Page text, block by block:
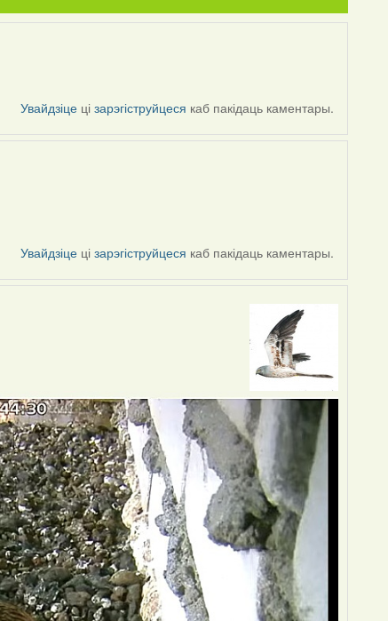
Увайдзіце цізарэгіструйцеся каб пакідаць каментары.
Увайдзіце цізарэгіструйцеся каб пакідаць каментары.